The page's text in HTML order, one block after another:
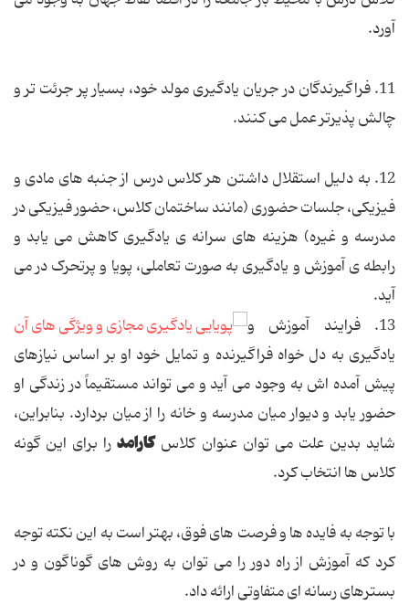
آورد.
11. فراگیرندگان در جریان یادگیری مولد خود، بسیار پر جرئت تر و
چالش پذیرتر عمل می کنند.
12. به دلیل استقلال داشتن هر کلاس درس از جنبه های مادی و
فیزیکی، جلسات حضوری (مانند ساختمان کلاس، حضور فیزیکی در
مدرسه و غیره) هزینه های سرانه ی یادگیری کاهش می یابد و
رابطه ی آموزش و یادگیری به صورت تعاملی، پویا و پرتحرک در می
آید.
13. فرایند آموزش و
یادگیری به دل خواه فراگیرنده و تمایل خود او بر اساس نیازهای
پیش آمده اش به وجود می آید و می تواند مستقیماً در زندگی او
حضور یابد و دیوار میان مدرسه و خانه را از میان بردارد. بنابراین،
شاید بدین علت می توان عنوان کلاسکارامدرا برای این گونه
کلاس ها انتخاب کرد.
با توجه به فایده ها و فرصت های فوق، بهتر است به این نکته توجه
کرد که آموزش از راه دور را می توان به روش های گوناگون و در
بسترهای رسانه ای متفاوتی ارائه داد.